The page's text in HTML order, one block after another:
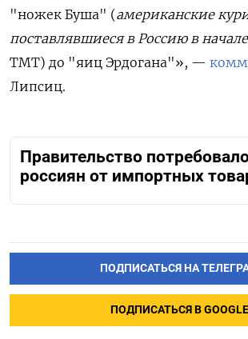
"ножек Буша" (американские
поставлявшиеся в Россию в
ТМТ) до "яиц Эрдогана"», —
Липсиц.
Правительство
россиян от импортных
ПОДПИСАТЬСЯ НА
ПОДПИСАТЬСЯ В GOOGLE